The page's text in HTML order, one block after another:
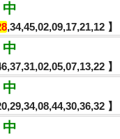
中
,34,45,02,09,17,21,12 】
中
】
中
】
中